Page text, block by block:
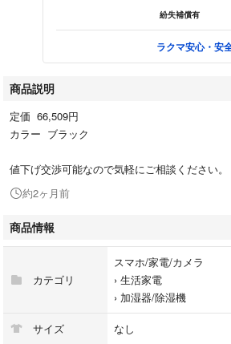
紛失補償有
ラクマ安心・安
商品説明
定価 66,509円
カラー ブラック
値下げ交渉可能なので気軽にご相談ください。
約2ヶ月前
商品情報
カテゴリ
スマホ/家電/カメラ
› 生活家電
› 加湿器/除湿機
サイズ なし